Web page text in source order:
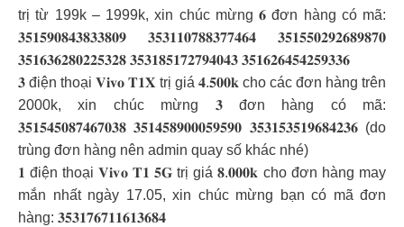
trị từ 199k – 1999k, xin chúc mừng 𝟔 đơn hàng có mã:
𝟑𝟓𝟏𝟓𝟗𝟎𝟖𝟒𝟑𝟖𝟑𝟑𝟖𝟎𝟗 𝟑𝟓𝟑𝟏𝟏𝟎𝟕𝟖𝟖𝟑𝟕𝟕𝟒𝟔𝟒 𝟑𝟓𝟏𝟓𝟓𝟎𝟐𝟗𝟐𝟔𝟖𝟗𝟖𝟕𝟎
𝟑𝟓𝟏𝟔𝟑𝟔𝟐𝟖𝟎𝟐𝟐𝟓𝟑𝟐𝟖 𝟑𝟓𝟑𝟏𝟖𝟓𝟏𝟕𝟐𝟕𝟗𝟒𝟎𝟒𝟑 𝟑𝟓𝟏𝟔𝟐𝟔𝟒𝟓𝟒𝟐𝟓𝟗𝟑𝟑𝟔
𝟑 điện thoại 𝐕𝐢𝐯𝐨 𝐓𝟏𝐗 trị giá 𝟒.𝟓𝟎𝟎𝐤 cho các đơn hàng trên
2000k, xin chúc mừng 𝟑 đơn hàng có mã:
𝟑𝟓𝟏𝟓𝟒𝟓𝟎𝟖𝟕𝟒𝟔𝟕𝟎𝟑𝟖 𝟑𝟓𝟏𝟒𝟓𝟖𝟗𝟎𝟎𝟎𝟓𝟗𝟓𝟗𝟎 𝟑𝟓𝟑𝟏𝟓𝟑𝟓𝟏𝟗𝟔𝟖𝟒𝟐𝟑𝟔 (do
trùng đơn hàng nên admin quay số khác nhé)
𝟏 điện thoại 𝐕𝐢𝐯𝐨 𝐓𝟏 𝟓𝐆 trị giá 𝟖.𝟎𝟎𝟎𝐤 cho đơn hàng may
mắn nhất ngày 17.05, xin chúc mừng bạn có mã đơn
hàng: 𝟑𝟓𝟑𝟏𝟕𝟔𝟕𝟏𝟏𝟔𝟏𝟑𝟔𝟖𝟒